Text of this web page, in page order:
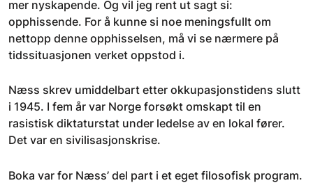
mer nyskapende. Og vil jeg rent ut sagt si:
opphissende. For å kunne si noe meningsfullt om
nettopp denne opphisselsen, må vi se nærmere på
tidssituasjonen verket oppstod i.
Næss skrev umiddelbart etter okkupasjonstidens slutt
i 1945. I fem år var Norge forsøkt omskapt til en
rasistisk diktaturstat under ledelse av en lokal fører.
Det var en sivilisasjonskrise.
Boka var for Næss’ del part i et eget filosofisk program.